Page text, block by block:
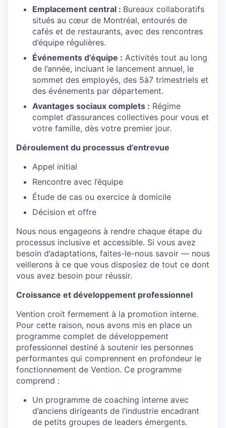
Emplacement central : Bureaux collaboratifs
situés au cœur de Montréal, entourés de
cafés et de restaurants, avec des rencontres
d’équipe régulières.
Événements d’équipe : Activités tout au long
de l’année, incluant le lancement annuel, le
sommet des employés, des 5à7 trimestriels et
des événements par département.
Avantages sociaux complets : Régime
complet d’assurances collectives pour vous et
votre famille, dès votre premier jour.
Déroulement du processus d’entrevue
Appel initial
Rencontre avec l’équipe
Étude de cas ou exercice à domicile
Décision et offre
Nous nous engageons à rendre chaque étape du
processus inclusive et accessible. Si vous avez
besoin d’adaptations, faites-le-nous savoir — nous
veillerons à ce que vous disposiez de tout ce dont
vous avez besoin pour réussir.
Croissance et développement professionnel
Vention croit fermement à la promotion interne.
Pour cette raison, nous avons mis en place un
programme complet de développement
professionnel destiné à soutenir les personnes
performantes qui comprennent en profondeur le
fonctionnement de Vention. Ce programme
comprend :
Un programme de coaching interne avec
d’anciens dirigeants de l’industrie encadrant
de petits groupes de leaders émergents.